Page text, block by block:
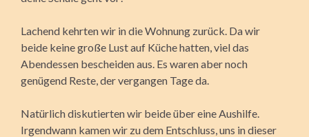
Lachend kehrten wir in die Wohnung zurück. Da wir
beide keine große Lust auf Küche hatten, viel das
Abendessen bescheiden aus. Es waren aber noch
genügend Reste, der vergangen Tage da.
Natürlich diskutierten wir beide über eine Aushilfe.
Irgendwann kamen wir zu dem Entschluss, uns in dieser